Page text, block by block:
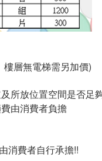
層無電梯需另加價)
所放位置空間是否足
由消費者負擔
消費者自行承擔!!